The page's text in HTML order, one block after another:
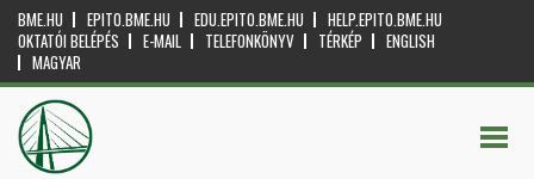
BME.HU EPITO.BME.HU EDU.EPITO.BME.HU
HELP.EPITO.BME.HU
OKTATÓI BELÉPÉS
E-MAIL TELEFONKÖNYV TÉRKÉP
ENGLISH
MAGYAR